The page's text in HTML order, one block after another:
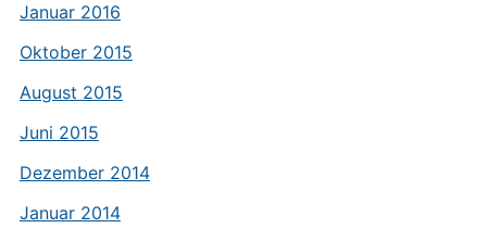
Januar 2016
Oktober 2015
August 2015
Juni 2015
Dezember 2014
Januar 2014